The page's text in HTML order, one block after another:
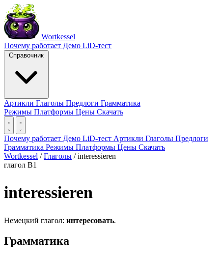
Wortkessel
Почему работает Демо LiD-тест
Справочник
Артикли Глаголы Предлоги Грамматика
Режимы Платформы Цены Скачать
Почему работает Демо LiD-тест Артикли Глаголы Предлоги
Грамматика Режимы Платформы Цены Скачать
Wortkessel / Глаголы / interessieren
глагол B1
interessieren
Немецкий глагол: интересовать.
Грамматика